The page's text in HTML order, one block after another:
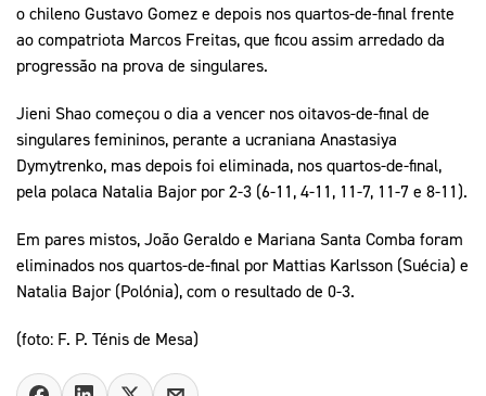
o chileno Gustavo Gomez e depois nos quartos-de-final frente
ao compatriota Marcos Freitas, que ficou assim arredado da
progressão na prova de singulares.
Jieni Shao começou o dia a vencer nos oitavos-de-final de
singulares femininos, perante a ucraniana Anastasiya
Dymytrenko, mas depois foi eliminada, nos quartos-de-final,
pela polaca Natalia Bajor por 2-3 (6-11, 4-11, 11-7, 11-7 e 8-11).
Em pares mistos, João Geraldo e Mariana Santa Comba foram
eliminados nos quartos-de-final por Mattias Karlsson (Suécia) e
Natalia Bajor (Polónia), com o resultado de 0-3.
(foto: F. P. Ténis de Mesa)